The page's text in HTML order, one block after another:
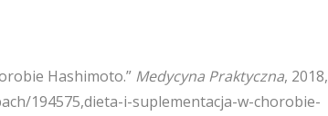
Hashimoto.” Medycyna Praktyczna, 2018,
194575,dieta-i-suplementacja-w-chorobie-